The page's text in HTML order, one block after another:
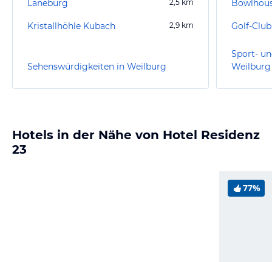
Laneburg 2,5 km
Kristallhöhle Kubach 2,9 km
Sehenswürdigkeiten in Weilburg
Golf-
Sport-
Weilburg
Hotels in der Nähe von Hotel Residenz
23
77%